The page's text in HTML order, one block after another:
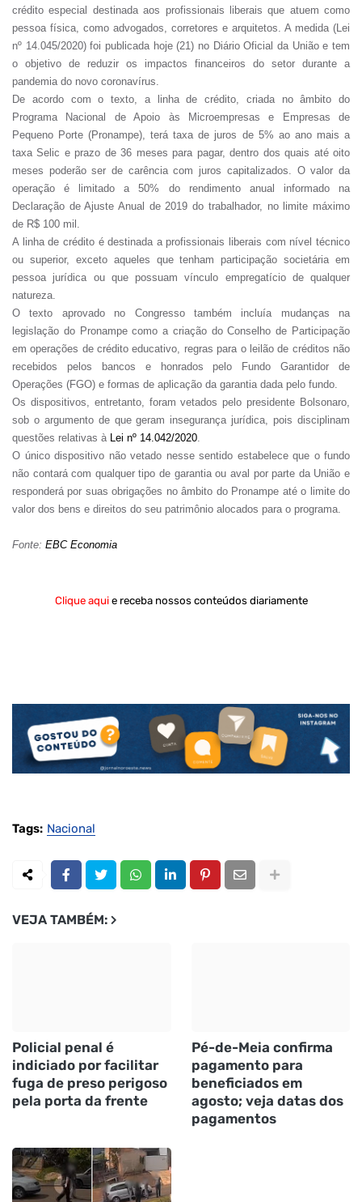
crédito especial destinada aos profissionais liberais que atuem como
pessoa física, como advogados, corretores e arquitetos. A medida (Lei
nº 14.045/2020) foi publicada hoje (21) no Diário Oficial da União e tem
o objetivo de reduzir os impactos financeiros do setor durante a
pandemia do novo coronavírus.
De acordo com o texto, a linha de crédito, criada no âmbito do
Programa Nacional de Apoio às Microempresas e Empresas de
Pequeno Porte (Pronampe), terá taxa de juros de 5% ao ano mais a
taxa Selic e prazo de 36 meses para pagar, dentro dos quais até oito
meses poderão ser de carência com juros capitalizados. O valor da
operação é limitado a 50% do rendimento anual informado na
Declaração de Ajuste Anual de 2019 do trabalhador, no limite máximo
de R$ 100 mil.
A linha de crédito é destinada a profissionais liberais com nível técnico
ou superior, exceto aqueles que tenham participação societária em
pessoa jurídica ou que possuam vínculo empregatício de qualquer
natureza.
O texto aprovado no Congresso também incluía mudanças na
legislação do Pronampe como a criação do Conselho de Participação
em operações de crédito educativo, regras para o leilão de créditos não
recebidos pelos bancos e honrados pelo Fundo Garantidor de
Operações (FGO) e formas de aplicação da garantia dada pelo fundo.
Os dispositivos, entretanto, foram vetados pelo presidente Bolsonaro,
sob o argumento de que geram insegurança jurídica, pois disciplinam
questões relativas à Lei nº 14.042/2020.
O único dispositivo não vetado nesse sentido estabelece que o fundo
não contará com qualquer tipo de garantia ou aval por parte da União e
responderá por suas obrigações no âmbito do Pronampe até o limite do
valor dos bens e direitos do seu patrimônio alocados para o programa.
Fonte: EBC Economia
Clique aquie receba nossos conteúdos diariamente
Tags: Nacional
VEJA TAMBÉM:
Policial penal é
indiciado por facilitar
fuga de preso perigoso
pela porta da frente
Pé-de-Meia confirma
pagamento para
beneficiados em
agosto; veja datas dos
pagamentos